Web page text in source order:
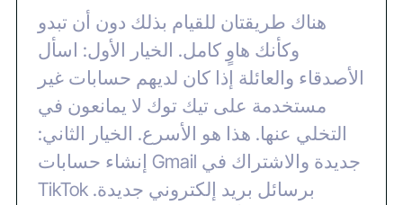
هناك طريقتان للقيام بذلك دون أن تبدو
وكأنك هاوٍ كامل. الخيار الأول: اسأل
الأصدقاء والعائلة إذا كان لديهم حسابات غير
مستخدمة على تيك توك لا يمانعون في
التخلي عنها. هذا هو الأسرع. الخيار الثاني:
إنشاء حسابات Gmail جديدة والاشتراك في
TikTok برسائل بريد إلكتروني جديدة.